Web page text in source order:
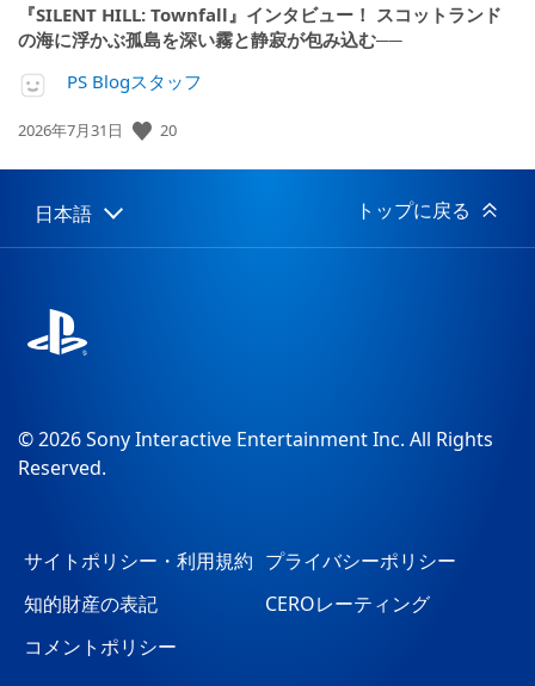
『SILENT HILL: Townfall』インタビュー！ スコットランド
の海に浮かぶ孤島を深い霧と静寂が包み込む──
PS Blogスタッフ
公
日:
2026年7月31日 20
Select
a
Current
region:
日本語 トップに戻る
© 2026 Sony Interactive Entertainment Inc. All Rights
Reserved.
サイトポリシー・利用規約 プライバシーポリシー
知的財産の表記
CEROレーティング
コメントポリシー